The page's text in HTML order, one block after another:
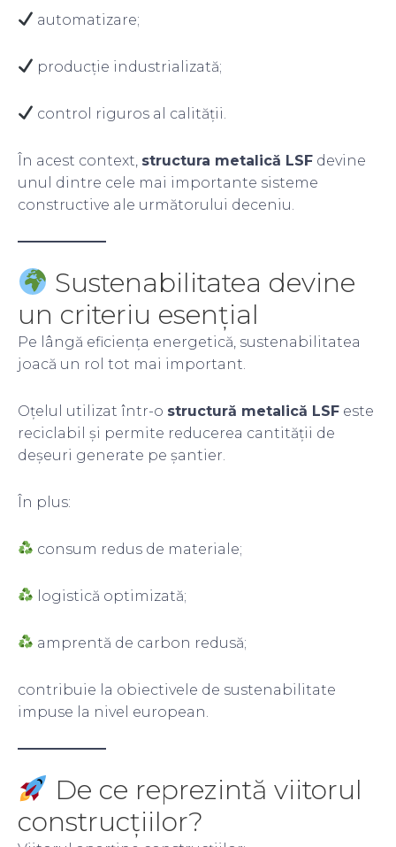
automatizare;
producție industrializată;
control riguros al calității.
În acest context, structura metalică LSF devine
unul dintre cele mai importante sisteme
constructive ale următorului deceniu.
Sustenabilitatea devine
un criteriu esențial
Pe lângă eficiența energetică, sustenabilitatea
joacă un rol tot mai important.
Oțelul utilizat într-o structură metalică LSF este
reciclabil și permite reducerea cantității de
deșeuri generate pe șantier.
În plus:
consum redus de materiale;
logistică optimizată;
amprentă de carbon redusă;
contribuie la obiectivele de sustenabilitate
impuse la nivel european.
De ce reprezintă viitorul
construcțiilor?